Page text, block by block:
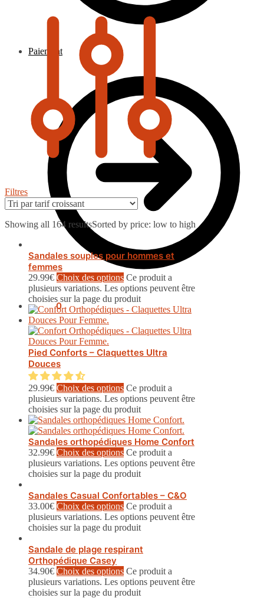
Paiement
0.00€ 0
Filtres
Showing all 164 resultsSorted by price: low to high
Sandales souples pour hommes et
femmes
29.99€ Choix des options Ce produit a
plusieurs variations. Les options peuvent être
choisies sur la page du produit
Pied Conforts – Claquettes Ultra
Douces
29.99€ Choix des options Ce produit a
plusieurs variations. Les options peuvent être
choisies sur la page du produit
Sandales orthopédiques Home Confort
32.99€ Choix des options Ce produit a
plusieurs variations. Les options peuvent être
choisies sur la page du produit
Sandales Casual Confortables – C&O
33.00€ Choix des options Ce produit a
plusieurs variations. Les options peuvent être
choisies sur la page du produit
Sandale de plage respirant
Orthopédique Casey
34.90€ Choix des options Ce produit a
plusieurs variations. Les options peuvent être
choisies sur la page du produit